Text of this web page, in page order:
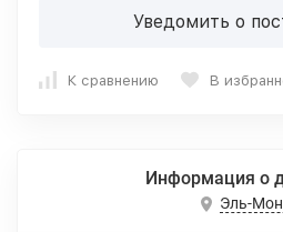
Уведомить о
К сравнению В
Информация о
Эль-